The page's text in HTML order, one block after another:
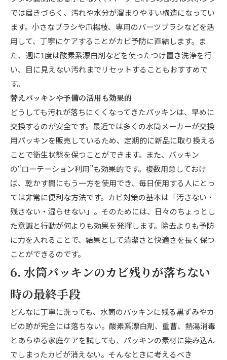
では届きづらく、汚れや水分が溜まりやすい構造になってい
ます。小さなブラシや爪楊枝、専用のパーツブラシなどを活
用して、丁寧にケアすることがカビ予防に直結します。ま
た、週に1度は酸素系漂白剤などを使ったつけ置き洗浄を行
い、目に見えない汚れまでリセットすることもおすすめで
す。
替えパッキンや予備の活用も効果的
どうしても汚れが落ちにくくなってきたパッキンは、早めに
交換するのが安全です。最近では多くの水筒メーカーが交換
用パッキンを販売しているため、定期的に新品に取り換える
ことで衛生状態を保つことができます。また、パッキン
の“ローテーション利用”も効果的です。複数用意しておけ
ば、乾かす間にもう一方を使用でき、毎日使用する人にとっ
ては非常に便利な方法です。カビ対策の基本は「汚さない・
残さない・湿らせない」。そのためには、日々のちょっとし
た意識と行動が何よりも効果を発揮します。除去よりも予防
に力を入れることで、結果として清潔さと快適さを長く保つ
ことができるのです。
6. 水筒パッキンのカビ残りが落ちない
時の最終手段
どんなに丁寧に洗っても、水筒のパッキンに残る黒ずみやカ
ビの跡が完全には落ちない。酸素系漂白剤、重曹、熱湯消毒
とあらゆる家庭ケアを試しても、パッキンの素材に染み込ん
でしまったカビが消えない。そんなときに考えるべき